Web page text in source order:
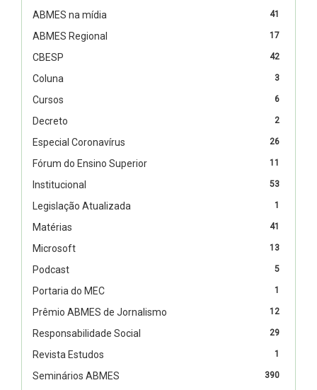
41
ABMES na mídia
17
ABMES Regional
42
CBESP
3
Coluna
6
Cursos
2
Decreto
26
Especial Coronavírus
11
Fórum do Ensino Superior
53
Institucional
1
Legislação Atualizada
41
Matérias
13
Microsoft
5
Podcast
1
Portaria do MEC
12
Prêmio ABMES de Jornalismo
29
Responsabilidade Social
1
Revista Estudos
390
Seminários ABMES